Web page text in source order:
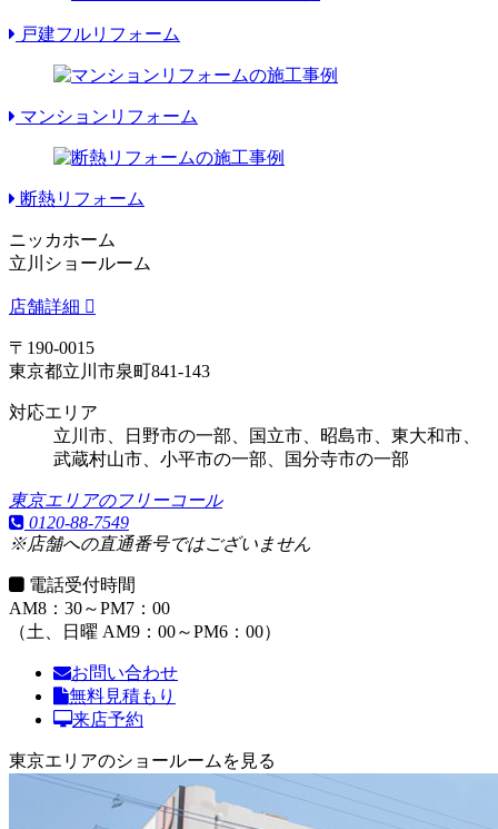
戸建フルリフォーム
マンションリフォーム
断熱リフォーム
ニッカホーム
立川ショールーム
店舗詳細
〒190-0015
東京都立川市泉町841-143
対応エリア
立川市、日野市の一部、国立市、昭島市、東大和市、
武蔵村山市、 小平市の一部 国分寺市の一部
東京エリアのフリーコール
0120-88-7549
※店舗への直通番号ではございません
電話受付時間
AM8：30～PM7：00
（土、日曜 AM9：00～PM6：00）
お問い合わせ
無料見積もり
来店予約
東京エリアのショールームを見る